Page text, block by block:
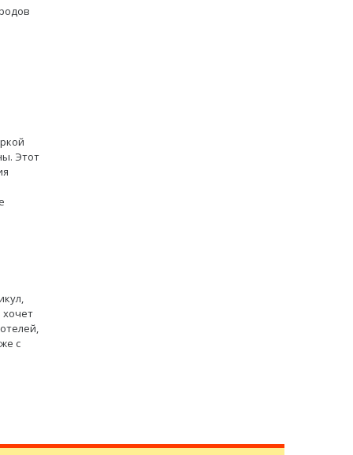
Этот
хочет
с